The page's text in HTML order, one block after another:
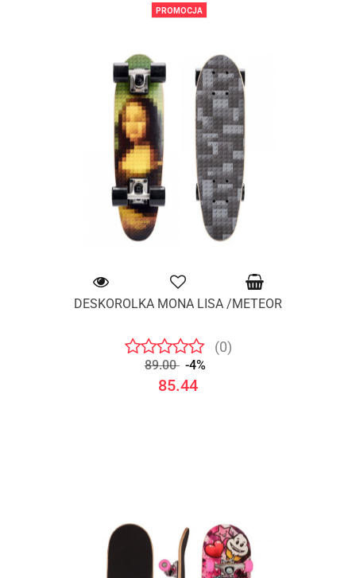
PROMOCJA
DESKOROLKA MONA LISA /METEOR
(0)
89.00 -4%
85.44